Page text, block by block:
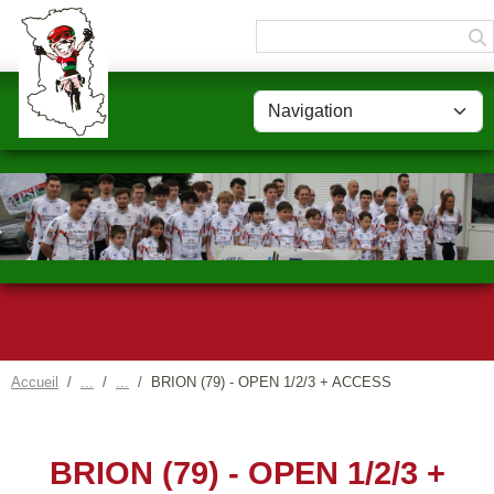
Accueil BRION (79) - OPEN 1/2/3 + ACCESS
BRION (79) - OPEN 1/2/3 +
Panneau de gestion des cookies